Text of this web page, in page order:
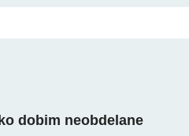
dobim neobdelane